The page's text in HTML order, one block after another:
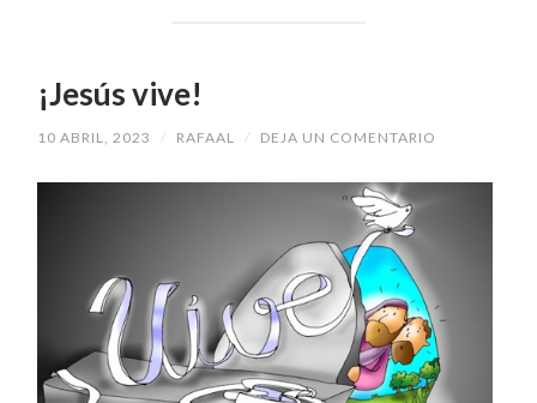
¡Jesús vive!
10 ABRIL, 2023 / RAFAAL / DEJA UN COMENTARIO